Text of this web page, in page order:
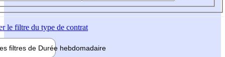
le filtre du type de contrat
filtres de Durée hebdomadaire